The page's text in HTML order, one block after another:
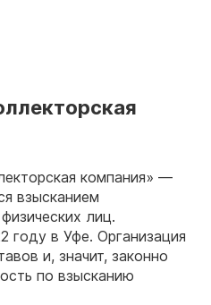
компания» —
взысканием
лиц.
году в Уфе. Организация
и, значит, законно
по взысканию